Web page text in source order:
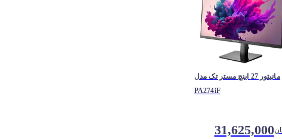
مانیتور 27 اینچ مستر تک مدل
PA274iF
31,625,000